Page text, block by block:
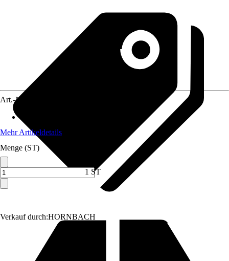
Verkauf durch:HORNBACH
Art.-Nr.
Mehr Artikeldetails
Menge (ST)
1 ST